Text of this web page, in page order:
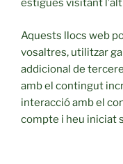
estigués visitant
Aquests llocs web
vosaltres, utilitzar
addicional de
amb el contingut
interacció amb el
compte i heu iniciat